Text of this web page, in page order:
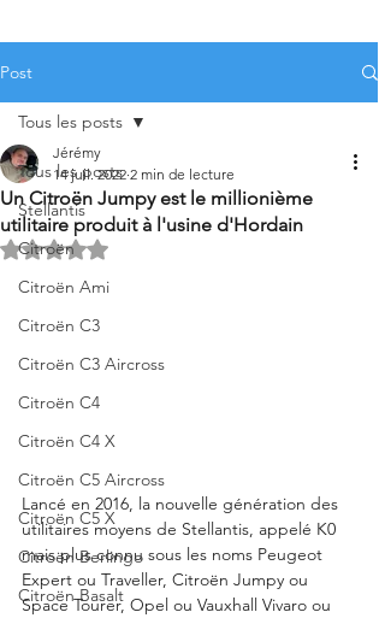
Post
Tous les posts
Stellantis
Citroën
Citroën Ami
Citroën C3
Citroën C3 Aircross
Citroën C4
Citroën C4 X
Citroën C5 Aircross
Citroën C5 X
Citroën Berlingo
Citroën Basalt
Tous les posts
Un Citroën Jumpy est le millionième
utilitaire produit à l'usine d'Hordain
Jérémy
14 juil. 2022 2 min de lecture
Noté NaN étoiles sur 5.
Lancé en 2016, la nouvelle génération des
utilitaires moyens de Stellantis, appelé K0
mais plus connu sous les noms Peugeot
Expert ou Traveller, Citroën Jumpy ou
Space Tourer, Opel ou Vauxhall Vivaro ou